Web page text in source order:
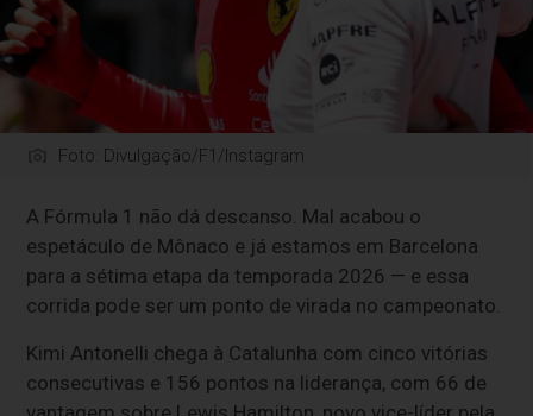
Foto: Divulgação/F1/Instagram
A Fórmula 1 não dá descanso. Mal acabou o
espetáculo de Mônaco e já estamos em Barcelona
para a sétima etapa da temporada 2026 — e essa
corrida pode ser um ponto de virada no campeonato.
Kimi Antonelli chega à Catalunha com cinco vitórias
consecutivas e 156 pontos na liderança, com 66 de